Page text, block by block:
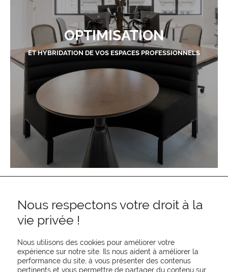
OPTIMISATION
ET HYBRIDATION DE VOS ESPACES PROFESSIONNELS
Nous respectons votre droit à la
vie privée !
Nous utilisons des cookies pour améliorer votre
expérience sur notre site. Ils nous aident à améliorer la
performance du site, à vous présenter des contenus
pertinents et vous permettre de partager du contenu sur